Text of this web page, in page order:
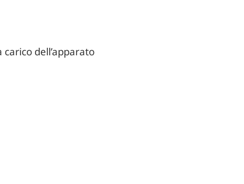
dell’apparato